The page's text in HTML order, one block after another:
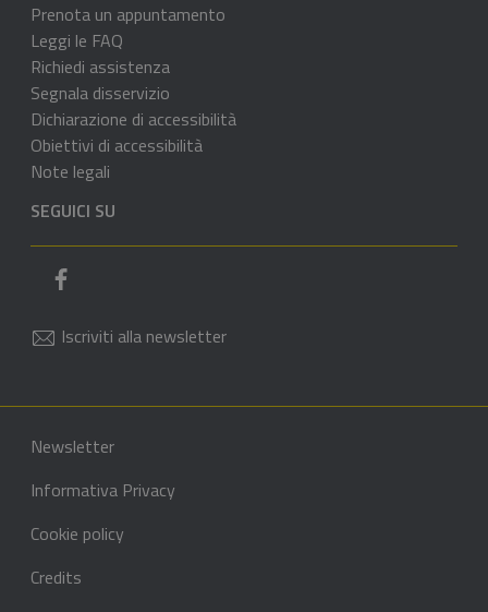
Prenota un appuntamento
Leggi le FAQ
Richiedi assistenza
Segnala disservizio
Dichiarazione di accessibilità
Obiettivi di accessibilità
Note legali
SEGUICI SU
Iscriviti alla newsletter
Sezione Link di servizio
Sezione Link Utili
Newsletter
Informativa Privacy
Cookie policy
Credits